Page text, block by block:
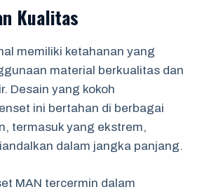
Kualitas
memiliki ketahanan yang
material berkualitas dan
Desain yang kokoh
ini bertahan di berbagai
termasuk yang ekstrem,
dalam jangka panjang.
MAN tercermin dalam